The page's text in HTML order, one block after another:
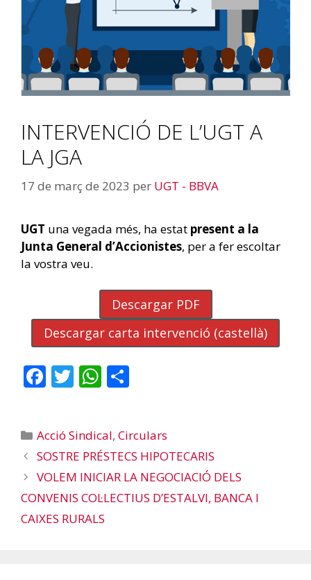
INTERVENCIÓ DE L’UGT A
LA JGA
17 de març de 2023 per UGT - BBVA
UGT una vegada més, ha estat present a la
Junta General d’Accionistes, per a fer escoltar
la vostra veu.
Descargar PDF
Descargar carta intervenció (castellà)
F
b
o
o
k
T
er
W
s
A
p
p
p
ar
te
ix
Categories
Acció Sindical,Circulars
SOSTRE PRÉSTECS HIPOTECARIS
VOLEM INICIAR LA NEGOCIACIÓ DELS
CONVENIS COL·LECTIUS D’ESTALVI, BANCA I
CAIXES RURALS